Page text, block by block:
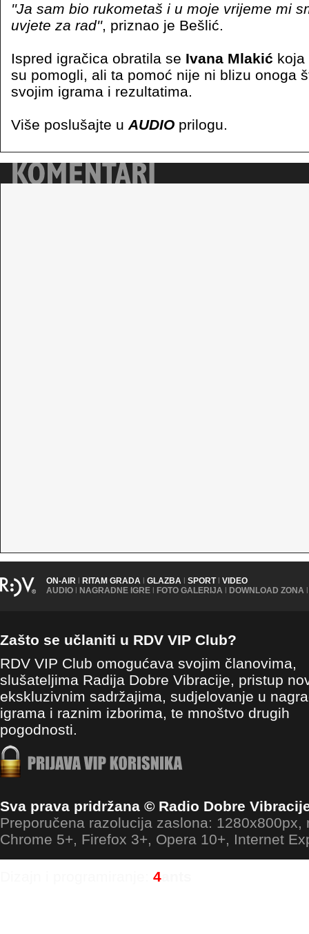
''Ja sam bio rukometaš i u moje vrijeme mi
uvjete za rad'', priznao je Bešlić.
Ispred igračica obratila se Ivana Mlakić koja
su pomogli, ali ta pomoć nije ni blizu onoga
svojim igrama i rezultatima.
Više poslušajte u AUDIO prilogu.
ON-AIR | RITAM GRADA | GLAZBA | SPORT | VIDEO
AUDIO | NAGRADNE IGRE | FOTO GALERIJA | DOWNLOAD ZONA |
Zašto se učlaniti u RDV VIP Club?
RDV VIP Club omogućava svojim članovima,
slušateljima Radija Dobre Vibracije, pristup
ekskluzivnim sadržajima, sudjelovanje u
igrama i raznim izborima, te mnoštvo drugih
pogodnosti.
Sva prava pridržana © Radio Dobre
Preporučena razolucija zaslona: 1280x800px,
Chrome 5+, Firefox 3+, Opera 10+, Internet
4